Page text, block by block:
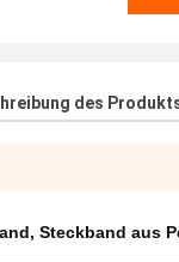
des
, Steckband aus